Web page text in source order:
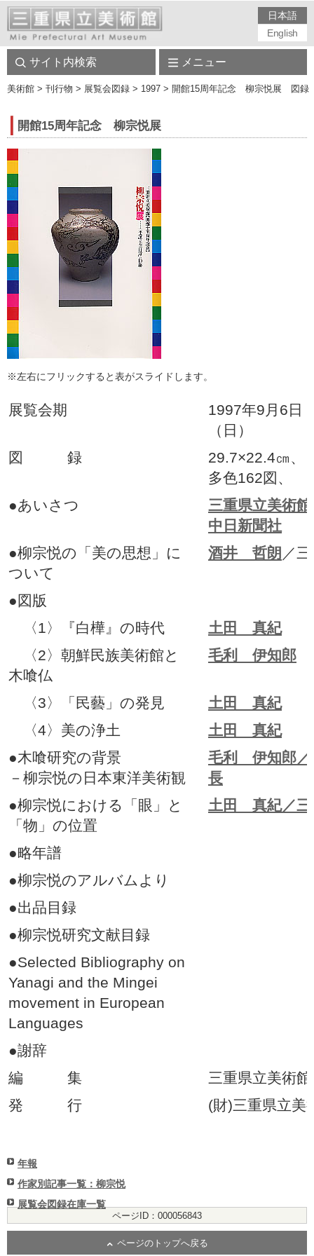
日本語
English
サイト内検索 メニュー
美術館 > 刊行物 > 展覧会図録 > 1997 > 開館15周年記念 柳宗悦展 図録
開館15周年記念 柳宗悦展
※左右にフリックすると表がスライドします。
展覧会期
1997年9月6日
（日）
図 録
29.7×22.4㎝
多色162図、
●あいさつ
三重県立美術館
中日新聞社
●柳宗悦の「美の思想」に
ついて
酒井 哲朗 ／
●図版
〈1〉『白樺』の時代
土田 真紀
〈2〉朝鮮民族美術館と
木喰仏
毛利 伊知郎
〈3〉「民藝」の発見
土田 真紀
〈4〉美の浄土
土田 真紀
●木喰研究の背景
－柳宗悦の日本東洋美術観
毛利 伊知郎／
長
●柳宗悦における「眼」と
「物」の位置
土田 真紀／三
●略年譜
●柳宗悦のアルバムより
●出品目録
●柳宗悦研究文献目録
●Selected Bibliography on
Yanagi and the Mingei
movement in European
Languages
●謝辞
編 集
三重県立美術館
発 行
(財)三重県立美
年報
作家別記事一覧：柳宗悦
展覧会図録在庫一覧
ページID：000056843
ページのトップへ戻る